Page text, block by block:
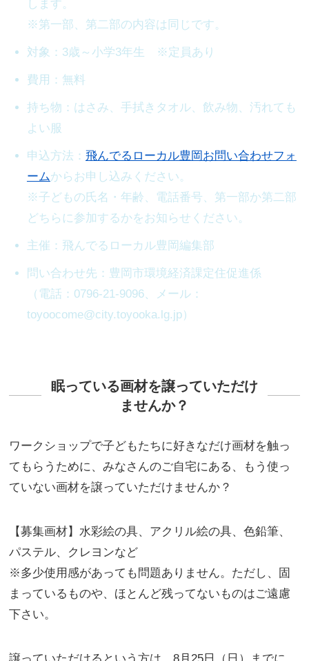
します。
※第一部、第二部の内容は同じです。
対象：3歳～小学3年生 ※定員あり
費用：無料
持ち物：はさみ、手拭きタオル、飲み物、汚れても
よい服
申込方法： 飛んでるローカル豊岡お問い合わせフォ
ームからお申し込みください。
※子どもの氏名・年齢、電話番号、第一部か第二部
どちらに参加するかをお知らせください。
主催：飛んでるローカル豊岡編集部
問い合わせ先：豊岡市環境経済課定住促進係
（電話：0796-21-9096、メール：
toyoocome@city.toyooka.lg.jp）
眠っている画材を譲っていただけ
ませんか？
ワークショップで子どもたちに好きなだけ画材を触っ
てもらうために、みなさんのご自宅にある、もう使っ
ていない画材を譲っていただけませんか？
【募集画材】水彩絵の具、アクリル絵の具、色鉛筆、
パステル、クレヨンなど
※多少使用感があっても問題ありません。ただし、固
まっているものや、ほとんど残ってないものはご遠慮
下さい。